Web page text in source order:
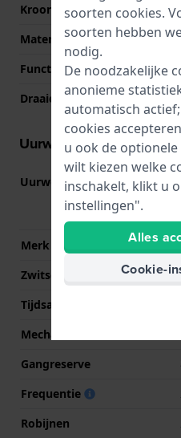
Kroon
Materiaal bezel
Functie ring
Draaiende ring
Uurwerk informatie
Uurwerk nr.
Merk uurwerk
Zwitsers uurwerk
Tijdsaanduiding
Mechanisme
Gangreserve
Frequentie
Robijnen
soorten cookies.
soorten hebben
nodig.
De noodzakelijke
anonieme
automatisch
cookies
u ook de optionele
wilt kiezen welke
inschakelt, klikt u
instellingen".
Alles
Cookie-